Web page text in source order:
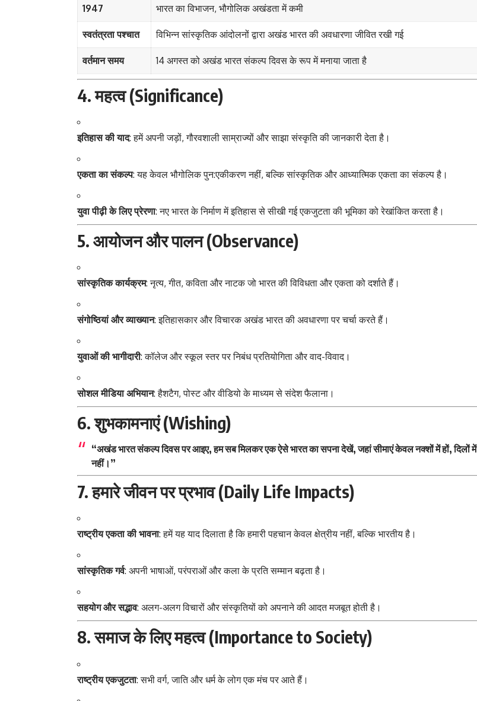
1947 भारत का विभाजन, भौगोलिक अखंडता में कमी
स्वतंत्रता पश्चात विभिन्न सांस्कृतिक आंदोलनों द्वारा अखंड भारत की अवधारणा जीवित रखी गई
वर्तमान समय 14 अगस्त को अखंड भारत संकल्प दिवस के रूप में मनाया जाता है
4. महत्व (Significance)
इतिहास की याद: हमें अपनी जड़ों, गौरवशाली साम्राज्यों और साझा संस्कृति की जानकारी देता है।
एकता का संकल्प: यह केवल भौगोलिक पुन:एकीकरण नहीं, बल्कि सांस्कृतिक और आध्यात्मिक एकता का संकल्प है।
युवा पीढ़ी के लिए प्रेरणा: नए भारत के निर्माण में इतिहास से सीखी गई एकजुटता की भूमिका को रेखांकित करता है।
5. आयोजन और पालन (Observance)
सांस्कृतिक कार्यक्रम: नृत्य, गीत, कविता और नाटक जो भारत की विविधता और एकता को दर्शाते हैं।
संगोष्ठियां और व्याख्यान: इतिहासकार और विचारक अखंड भारत की अवधारणा पर चर्चा करते हैं।
युवाओं की भागीदारी: कॉलेज और स्कूल स्तर पर निबंध प्रतियोगिता और वाद-विवाद।
सोशल मीडिया अभियान: हैशटैग, पोस्ट और वीडियो के माध्यम से संदेश फैलाना।
6. शुभकामनाएं (Wishing)
“अखंड भारत संकल्प दिवस पर आइए, हम सब मिलकर एक ऐसे भारत का सपना देखें, जहां सीमाएं केवल नक्शों में हों, दिलों में
नहीं।”
7. हमारे जीवन पर प्रभाव (Daily Life Impacts)
राष्ट्रीय एकता की भावना: हमें यह याद दिलाता है कि हमारी पहचान केवल क्षेत्रीय नहीं, बल्कि भारतीय है।
सांस्कृतिक गर्व: अपनी भाषाओं, परंपराओं और कला के प्रति सम्मान बढ़ता है।
सहयोग और सद्भाव: अलग-अलग विचारों और संस्कृतियों को अपनाने की आदत मजबूत होती है।
8. समाज के लिए महत्व (Importance to Society)
राष्ट्रीय एकजुटता: सभी वर्ग, जाति और धर्म के लोग एक मंच पर आते हैं।